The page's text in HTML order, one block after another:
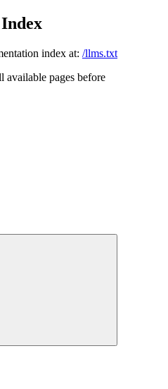
index at: /llms.txt
available pages before